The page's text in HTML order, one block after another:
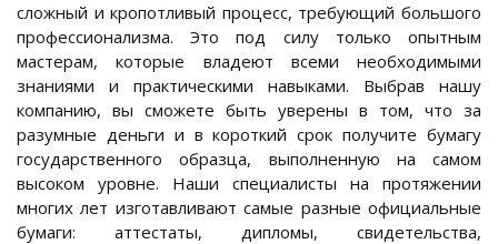
сложный и кропотливый процесс, требующий большого
профессионализма. Это под силу только опытным
мастерам, которые владеют всеми необходимыми
знаниями и практическими навыками. Выбрав нашу
компанию, вы сможете быть уверены в том, что за
разумные деньги и в короткий срок получите бумагу
государственного образца, выполненную на самом
высоком уровне. Наши специалисты на протяжении
многих лет изготавливают самые разные официальные
бумаги: аттестаты, дипломы, свидетельства,